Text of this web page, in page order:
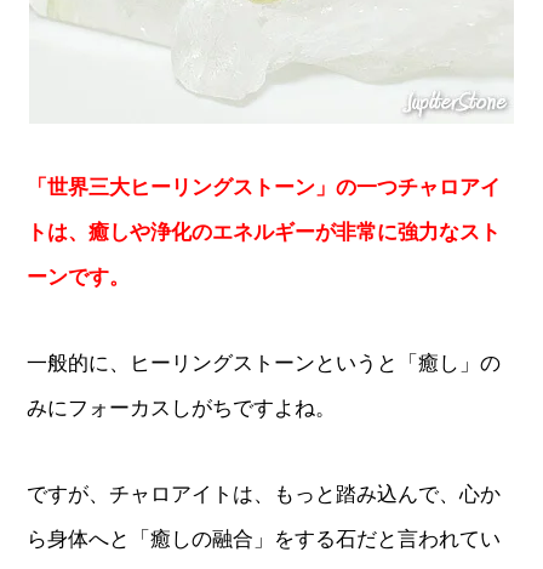
「世界三大ヒーリングストーン」の一つチャロアイ
トは、癒しや浄化のエネルギーが非常に強力なスト
ーンです。
一般的に、ヒーリングストーンというと「癒し」の
みにフォーカスしがちですよね。
ですが、チャロアイトは、もっと踏み込んで、心か
ら身体へと「癒しの融合」をする石だと言われてい